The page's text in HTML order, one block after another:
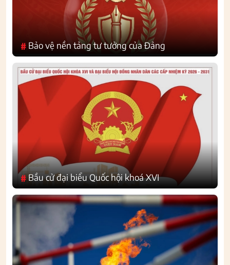
# Bảo vệ nền tảng tư tưởng của Đảng
#Bầu cử đại biểu Quốc hội khoá XVI